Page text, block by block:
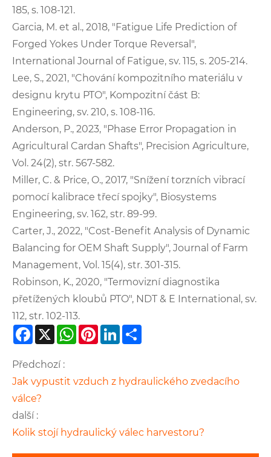
185, s. 108-121.
Garcia, M. et al., 2018, "Fatigue Life Prediction of
Forged Yokes Under Torque Reversal",
International Journal of Fatigue, sv. 115, s. 205-214.
Lee, S., 2021, "Chování kompozitního materiálu v
designu krytu PTO", Kompozitní část B:
Engineering, sv. 210, s. 108-116.
Anderson, P., 2023, "Phase Error Propagation in
Agricultural Cardan Shafts", Precision Agriculture,
Vol. 24(2), str. 567-582.
Miller, C. & Price, O., 2017, "Snížení torzních vibrací
pomocí kalibrace třecí spojky", Biosystems
Engineering, sv. 162, str. 89-99.
Carter, J., 2022, "Cost-Benefit Analysis of Dynamic
Balancing for OEM Shaft Supply", Journal of Farm
Management, Vol. 15(4), str. 301-315.
Robinson, K., 2020, "Termovizní diagnostika
přetížených kloubů PTO", NDT & E International, sv.
112, str. 102-113.
Facebook
X WhatsApp
PinterestLinkedIn
Předchozí :
Jak vypustit vzduch z hydraulického zvedacího
válce?
další :
Kolik stojí hydraulický válec harvestoru?